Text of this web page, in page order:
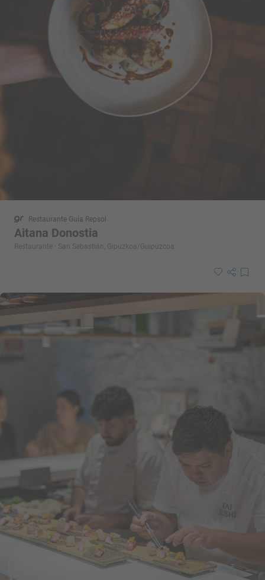
Restaurante Guía Repsol
Aitana Donostia
Restaurante · San Sebastián, Gipuzkoa/Guipúzcoa